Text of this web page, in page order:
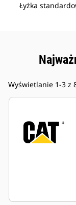
Łyżka
Wyświetlanie 1-3 z